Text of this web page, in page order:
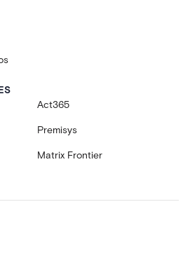
Act365
Premisys
Matrix Frontier